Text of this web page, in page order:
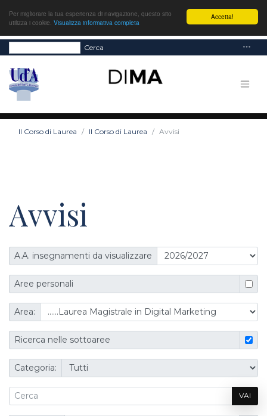
Accetta!
Per migliorare la tua esperienza di navigazione, questo sito
utilizza i cookie. Visualizza informativa completa
Cerca
Il Corso di Laurea Il Corso di Laurea Avvisi
Avvisi
A.A. insegnamenti da visualizzare
Aree personali
Area:
Ricerca nelle sottoaree
Categoria:
VAI